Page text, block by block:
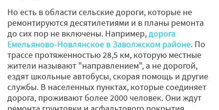
Но есть в области сельские дороги, которые не
ремонтируются десятилетиями и в планы ремонта
до сих пор не включены. Например,дорога
Емельяново-Новлянское в Заволжском районе. По
трассе протяженностью 28,5 км, которую местные
жители называют "направлением", а не дорогой,
ездят школьные автобусы, скорая помощь и другие
службы. В населенных пунктах, которые соединяет
дорога, проживают более 2000 человек. Они ждут